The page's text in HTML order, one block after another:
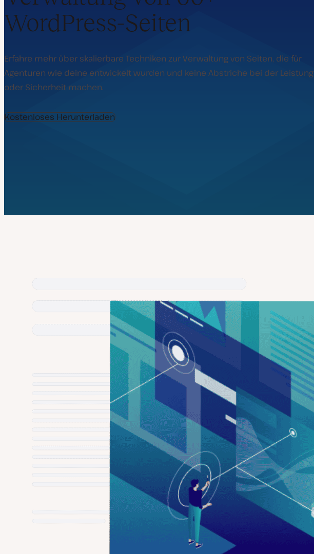
WordPress-Seiten
Erfahre mehr über skalierbare Techniken zur Verwaltung von Seiten, die für
Agenturen wie deine entwickelt wurden und keine Abstriche bei der Leistung
oder Sicherheit machen.
Kostenloses Herunterladen